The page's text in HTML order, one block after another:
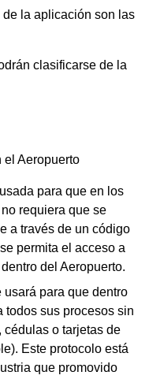
la aplicación son las
clasificarse de la
el Aeropuerto
para que en los
requiera que se
a través de un código
permita el acceso a
del Aeropuerto.
usará para que dentro
todos sus procesos sin
cédulas o tarjetas de
Este protocolo está
que promovido